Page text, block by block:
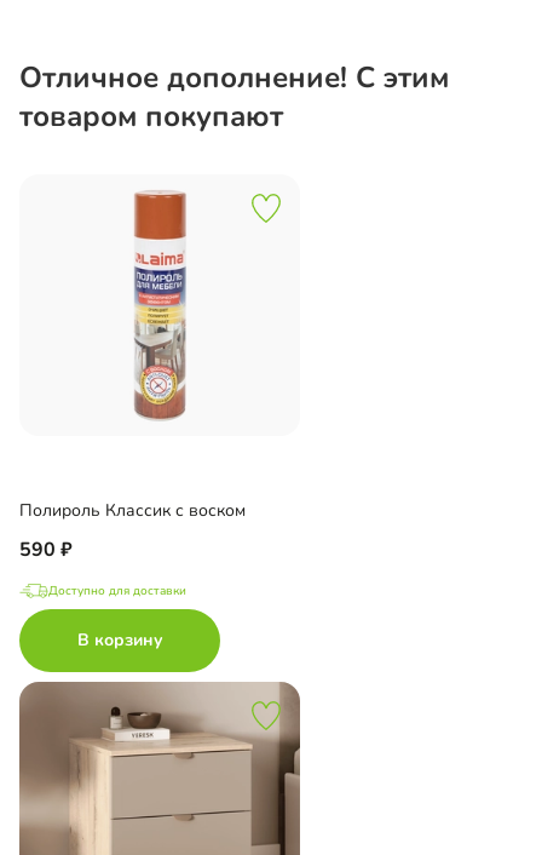
Отличное дополнение! С этим
товаром покупают
Полироль Классик с воском
590
Доступно для доставки
В корзину